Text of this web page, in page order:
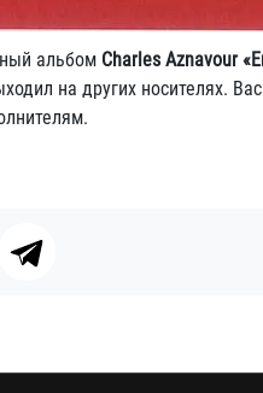
альбом Charles Aznavour
на других носителях.